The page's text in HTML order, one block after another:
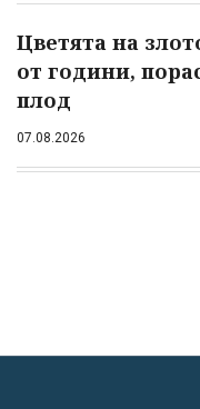
Цветята на
от години,
плод
07.08.2026